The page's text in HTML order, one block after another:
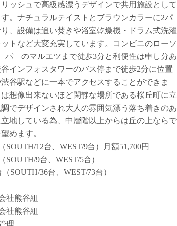
ッシュで高級感漂うデザインで共用施設として
。ナチュラルテイストとブラウンカラーに2パ
、設備は追い焚きや浴室乾燥機・ドラム式洗濯
トなど大変充実しています。コンビニのローソ
パーのマルエツまで徒歩3分と利便性は申し分あ
インフォスタワーのバス停まで徒歩2分に位置
谷駅などに一本でアクセスすることができま
想像出来ないほど閑静な場所である桜丘町に立
でデザインされ大人の雰囲気漂う落ち着きのあ
地している為、中層階以上からは丘の上ならで
めます。
12台、WEST/9台）月額51,700円
9台、WEST/5台）
36台、WEST/73台）
熊谷組
熊谷組
理